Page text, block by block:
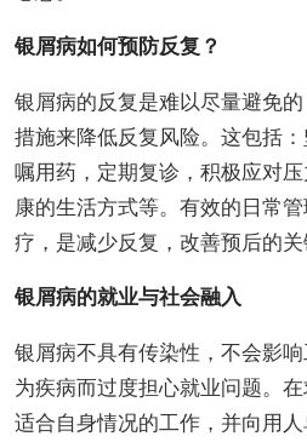
银屑病如何预防反复？
银屑病的反复是难以尽量避免
措施来降低反复风险。这包括
嘱用药，定期复诊，积极应对
康的生活方式等。有效的日常
疗，是减少反复，改善预后的关
银屑病的就业与社会融入
银屑病不具有传染性，不会影
为疾病而过度担心就业问题。
适合自身情况的工作，并向用人